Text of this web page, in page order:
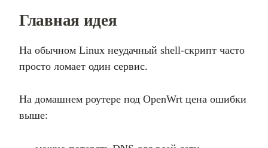
Главная идея
На обычном Linux неудачный shell-скрипт часто
просто ломает один сервис.
На домашнем роутере под OpenWrt цена ошибки
выше: